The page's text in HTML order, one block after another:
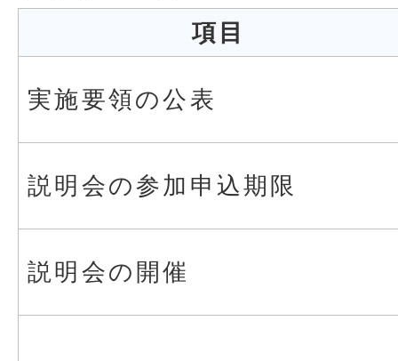
項目
実施要領の公表
説明会の参加申込期限
説明会の開催